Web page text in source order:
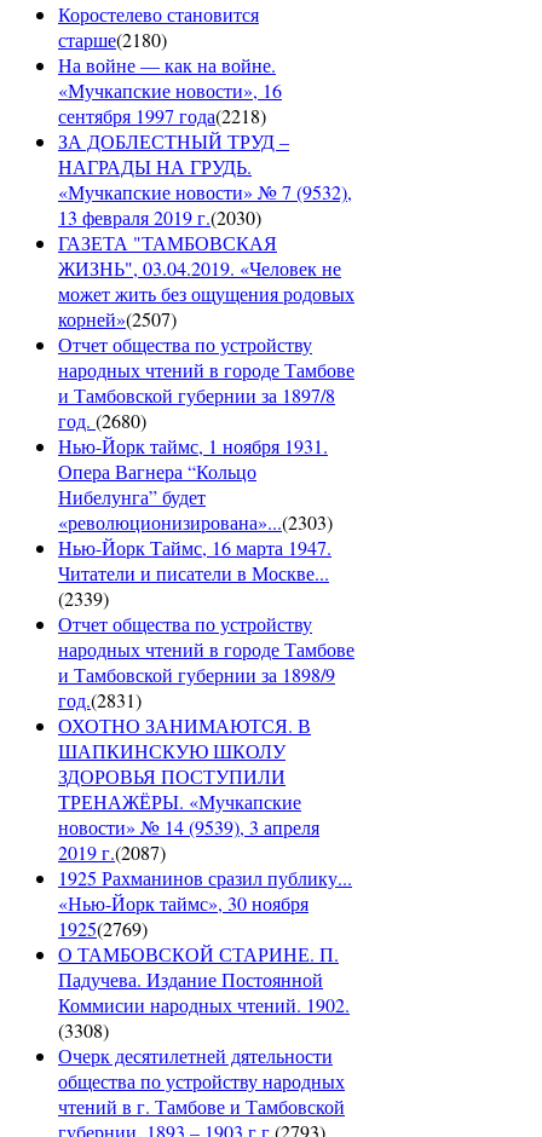
Коростелево становится
старше(2180)
На войне — как на войне.
«Мучкапские новости», 16
сентября 1997 года(2218)
ЗА ДОБЛЕСТНЫЙ ТРУД –
НАГРАДЫ НА ГРУДЬ.
«Мучкапские новости» № 7 (9532),
13 февраля 2019 г.(2030)
ГАЗЕТА "ТАМБОВСКАЯ
ЖИЗНЬ", 03.04.2019. «Человек не
может жить без ощущения родовых
корней»(2507)
Отчет общества по устройству
народных чтений в городе Тамбове
и Тамбовской губернии за 1897/8
год. (2680)
Нью-Йорк таймс, 1 ноября 1931.
Опера Вагнера “Кольцо
Нибелунга” будет
«революционизирована»...(2303)
Нью-Йорк Таймс, 16 марта 1947.
Читатели и писатели в Москве...
(2339)
Отчет общества по устройству
народных чтений в городе Тамбове
и Тамбовской губернии за 1898/9
год.(2831)
ОХОТНО ЗАНИМАЮТСЯ. В
ШАПКИНСКУЮ ШКОЛУ
ЗДОРОВЬЯ ПОСТУПИЛИ
ТРЕНАЖЁРЫ. «Мучкапские
новости» № 14 (9539), 3 апреля
2019 г.(2087)
1925 Рахманинов сразил публику...
«Нью-Йорк таймс», 30 ноября
1925(2769)
О ТАМБОВСКОЙ СТАРИНЕ. П.
Падучева. Издание Постоянной
Коммисии народных чтений. 1902.
(3308)
Очерк десятилетней дятельности
общества по устройству народных
чтений в г. Тамбове и Тамбовской